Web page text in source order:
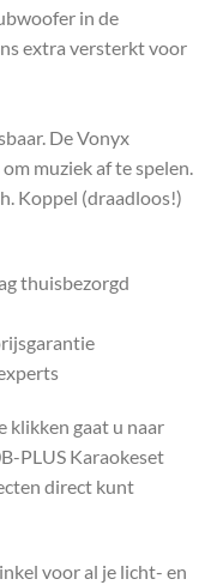
in de
extra versterkt voor
De Vonyx
muziek af te spelen.
Koppel (draadloos!)
thuisbezorgd
klikken gaat u naar
PLUS Karaokeset
direct kunt
voor al je licht- en